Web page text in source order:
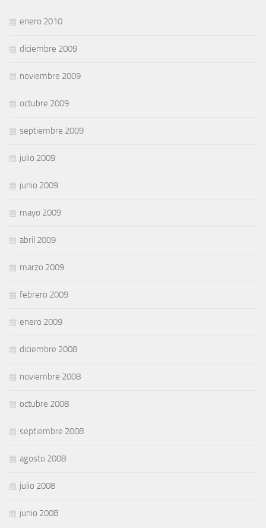
enero 2010
diciembre 2009
noviembre 2009
octubre 2009
septiembre 2009
julio 2009
junio 2009
mayo 2009
abril 2009
marzo 2009
febrero 2009
enero 2009
diciembre 2008
noviembre 2008
octubre 2008
septiembre 2008
agosto 2008
julio 2008
junio 2008